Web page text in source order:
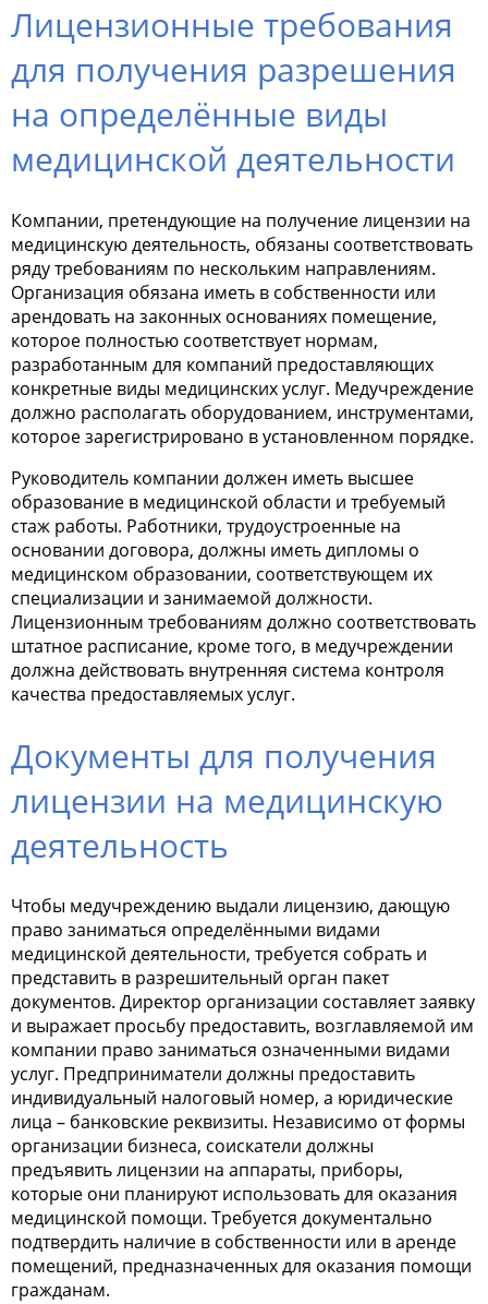
Лицензионные требования
для получения разрешения
на определённые виды
медицинской деятельности
Компании, претендующие на получение лицензии на
медицинскую деятельность, обязаны соответствовать
ряду требованиям по нескольким направлениям.
Организация обязана иметь в собственности или
арендовать на законных основаниях помещение,
которое полностью соответствует нормам,
разработанным для компаний предоставляющих
конкретные виды медицинских услуг. Медучреждение
должно располагать оборудованием, инструментами,
которое зарегистрировано в установленном порядке.
Руководитель компании должен иметь высшее
образование в медицинской области и требуемый
стаж работы. Работники, трудоустроенные на
основании договора, должны иметь дипломы о
медицинском образовании, соответствующем их
специализации и занимаемой должности.
Лицензионным требованиям должно соответствовать
штатное расписание, кроме того, в медучреждении
должна действовать внутренняя система контроля
качества предоставляемых услуг.
Документы для получения
лицензии на медицинскую
деятельность
Чтобы медучреждению выдали лицензию, дающую
право заниматься определёнными видами
медицинской деятельности, требуется собрать и
представить в разрешительный орган пакет
документов. Директор организации составляет заявку
и выражает просьбу предоставить, возглавляемой им
компании право заниматься означенными видами
услуг. Предприниматели должны предоставить
индивидуальный налоговый номер, а юридические
лица – банковские реквизиты. Независимо от формы
организации бизнеса, соискатели должны
предъявить лицензии на аппараты, приборы,
которые они планируют использовать для оказания
медицинской помощи. Требуется документально
подтвердить наличие в собственности или в аренде
помещений, предназначенных для оказания помощи
гражданам.